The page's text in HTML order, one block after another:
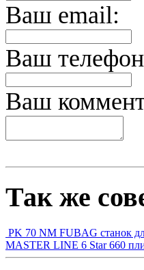
Ваш email:
Ваш
Ваш
Так же
PK 70 NM FUBAG станок
MASTER LINE 6 Star 660